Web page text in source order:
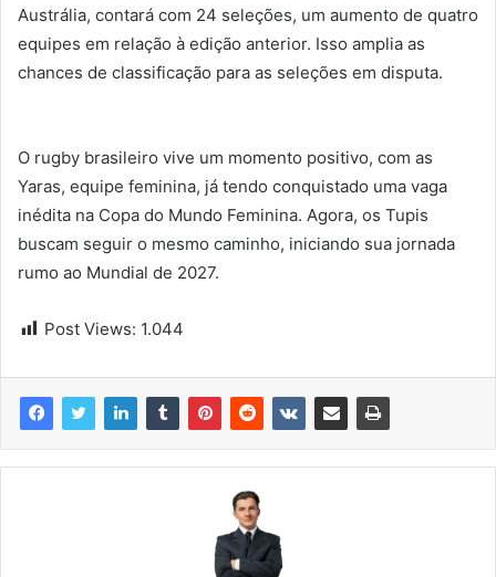
Austrália, contará com 24 seleções, um aumento de quatro
equipes em relação à edição anterior. Isso amplia as
chances de classificação para as seleções em disputa.
O rugby brasileiro vive um momento positivo, com as
Yaras, equipe feminina, já tendo conquistado uma vaga
inédita na Copa do Mundo Feminina. Agora, os Tupis
buscam seguir o mesmo caminho, iniciando sua jornada
rumo ao Mundial de 2027.
Post Views: 1.044